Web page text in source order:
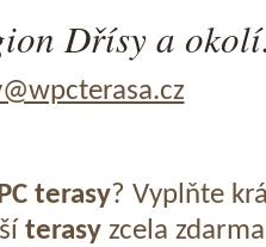
Dřísy a
terasy? Vyplňte
terasyzcela